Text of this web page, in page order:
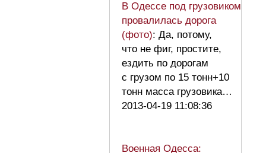
В Одессе под грузовиком
провалилась дорога
(фото): Да, потому,
что не фиг, простите,
ездить по дорогам
с грузом по 15 тонн+10
тонн масса грузовика…
2013-04-19 11:08:36
Военная Одесса: